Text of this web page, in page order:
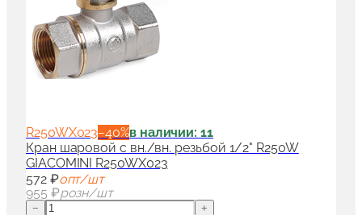
R250WX023−40%в наличии: 11
Кран шаровой с вн./вн. резьбой 1/2" R250W
GIACOMINI R250WX023
572 ₽опт/шт
955 ₽розн/шт
−
+